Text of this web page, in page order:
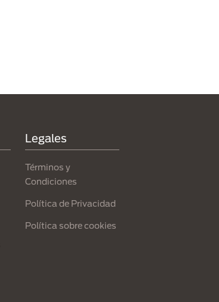
Legales
Términos y
Condiciones
Política de Privacidad
Política sobre cookies